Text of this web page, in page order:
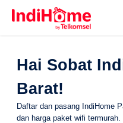
Hai Sobat
Barat!
Daftar dan pasang IndiHome
dan harga paket wifi